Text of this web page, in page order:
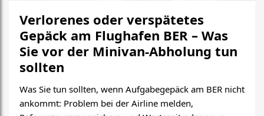
Verlorenes oder verspätetes
Gepäck am Flughafen BER – Was
Sie vor der Minivan-Abholung tun
sollten
Was Sie tun sollten, wenn Aufgabegepäck am BER nicht
ankommt: Problem bei der Airline melden,